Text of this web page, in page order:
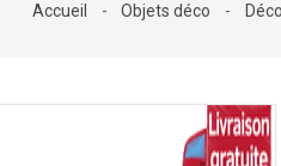
Accueil Objets déco